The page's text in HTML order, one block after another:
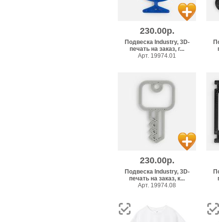
230.00р.
Подвеска Industry, 3D-
печать на заказ, г...
Арт. 19974.01
230.00р.
Подвеска Industry, 3D-
печать на заказ, к...
Арт. 19974.08